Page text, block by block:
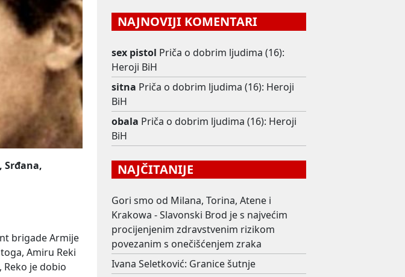
Srđana,
brigade Armije
Amiru Reki
je dobio
NAJNOVIJI KOMENTARI
sex pistol Priča o dobrim ljudima (16):
Heroji BiH
sitna Priča o dobrim ljudima (16): Heroji
BiH
obala Priča o dobrim ljudima (16): Heroji
BiH
NAJČITANIJE
Gori smo od Milana, Torina, Atene i
Krakowa - Slavonski Brod je s najvećim
procijenjenim zdravstvenim rizikom
povezanim s onečišćenjem zraka
Ivana Seletković: Granice šutnje